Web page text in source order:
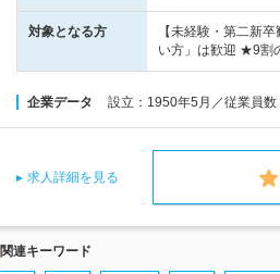
対象となる方
【未経験・第二新
い方」は歓迎 ★9割
企業データ 設立：1950年5月／従業員
求人詳細を見る
関連キーワード